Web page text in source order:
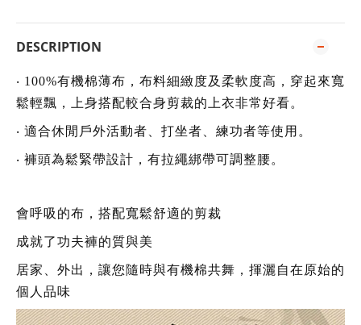
DESCRIPTION
‧ 100%有機棉薄布，布料細緻度及柔軟度高，穿起來寬
鬆輕飄，上身搭配較合身剪裁的上衣非常好看。
‧ 適合休閒戶外活動者、打坐者、練功者等使用。
‧ 褲頭為鬆緊帶設計，有拉繩綁帶可調整腰。
會呼吸的布，搭配寬鬆舒適的剪裁
成就了功夫褲的質與美
居家、外出，讓您隨時與有機棉共舞，揮灑自在原始的
個人品味